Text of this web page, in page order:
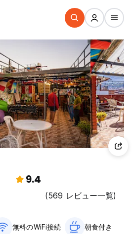
9.4
(569 レビュー一覧)
無料のWiFi接続 朝食付き‎